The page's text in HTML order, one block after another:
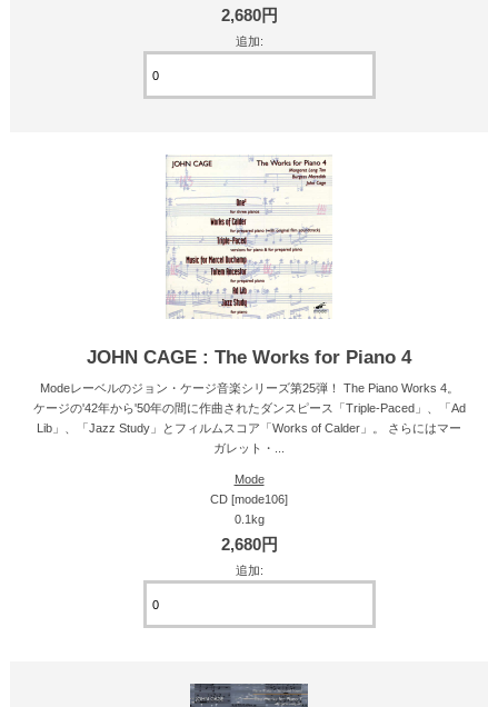
2,680円
追加:
JOHN CAGE : The Works for Piano 4
Modeレーベルのジョン・ケージ音楽シリーズ第25弾！ The Piano Works 4。
ケージの'42年から'50年の間に作曲されたダンスピース「Triple-Paced」、「Ad
Lib」、「Jazz Study」とフィルムスコア「Works of Calder」。 さらにはマー
ガレット・...
Mode
CD [mode106]
0.1kg
2,680円
追加: